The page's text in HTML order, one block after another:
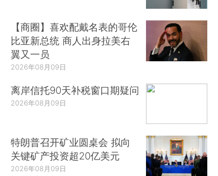
【商圈】喜欢配戴名表的哥伦
比亚新总统 商人出身拉美右
翼又一员
2026年08月09日
离岸信托90天补税窗口期疑问
2026年08月09日
特朗普召开矿业圆桌会 拟向
关键矿产投资超20亿美元
2026年08月09日